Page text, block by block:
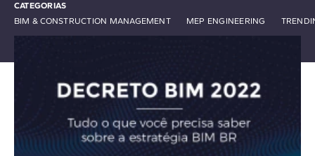
CATEGORIAS
BIM & CONSTRUCTION MANAGEMENT
MEP ENGINEERING